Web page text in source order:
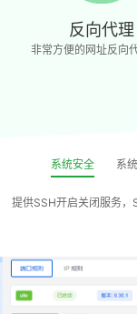
反向代理
非常方便的网址反向
系统安全 系
提供SSH开启关闭服务